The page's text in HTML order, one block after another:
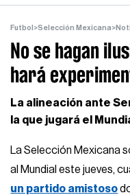
Futbol >Selección Mexicana>
No se hagan
hará
La alineación ante
la que jugará el
La Selección Mexicana
al Mundial este jueves,
un partido amistoso